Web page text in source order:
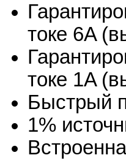
токе 6A
токе 1A
Быстрый
1%